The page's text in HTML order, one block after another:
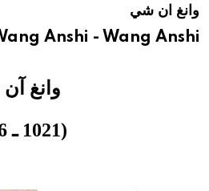
هيئة الموسوعة العربية تطلقوانغ ان شي
Anshi - Wang Anshi
وانغ
(1021 ـ 1086)